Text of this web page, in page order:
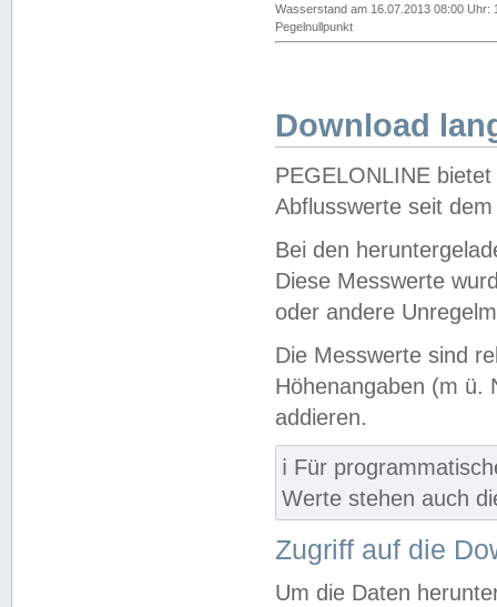
Wasserstand am 16.07.2013 08:00 Uhr:
Pegelnullpunkt
Download
PEGELONLINE
Abflusswerte seit
Bei den
Diese Messwerte
oder andere
Die Messwerte sind
Höhenangaben (m ü.
addieren.
ℹ️ Für
Werte stehen auch
Zugriff auf die
Um die Daten